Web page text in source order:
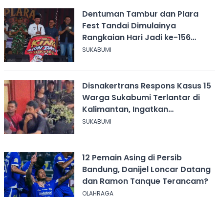
Dentuman Tambur dan Plara
Fest Tandai Dimulainya
Rangkaian Hari Jadi ke-156
Kabupaten Sukabumi
SUKABUMI
Disnakertrans Respons Kasus 15
Warga Sukabumi Terlantar di
Kalimantan, Ingatkan
Pentingnya Perjanjian Kerja
SUKABUMI
12 Pemain Asing di Persib
Bandung, Danijel Loncar Datang
dan Ramon Tanque Terancam?
OLAHRAGA